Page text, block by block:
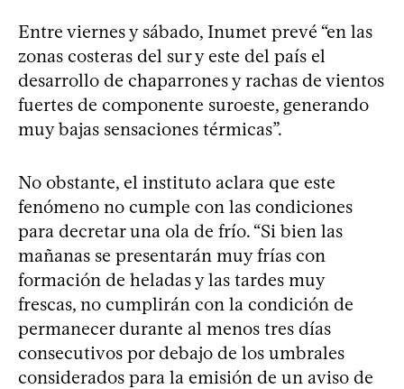
Entre viernes y sábado, Inumet prevé “en las
zonas costeras del sur y este del país el
desarrollo de chaparrones y rachas de vientos
fuertes de componente suroeste, generando
muy bajas sensaciones térmicas”.
No obstante, el instituto aclara que este
fenómeno no cumple con las condiciones
para decretar una ola de frío. “Si bien las
mañanas se presentarán muy frías con
formación de heladas y las tardes muy
frescas, no cumplirán con la condición de
permanecer durante al menos tres días
consecutivos por debajo de los umbrales
considerados para la emisión de un aviso de